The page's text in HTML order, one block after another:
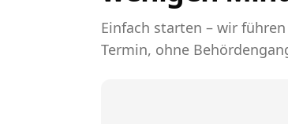
Einfach starten – wir
Termin, ohne